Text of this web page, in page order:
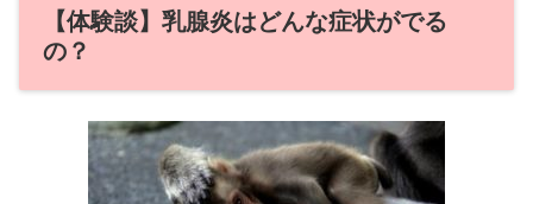
【体験談】乳腺炎はどんな症状がでる
の？